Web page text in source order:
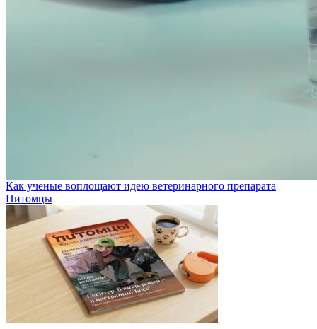
Как ученые воплощают идею ветеринарного препарата
Питомцы